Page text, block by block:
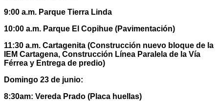
9:00 a.m. Parque Tierra Linda
10:00 a.m. Parque El Copihue (Pavimentación)
11:30 a.m. Cartagenita (Construcción nuevo bloque de la
IEM Cartagena, Construcción Línea Paralela de la Vía
Férrea y Entrega de predio)
Domingo 23 de junio:
8:30am: Vereda Prado (Placa huellas)